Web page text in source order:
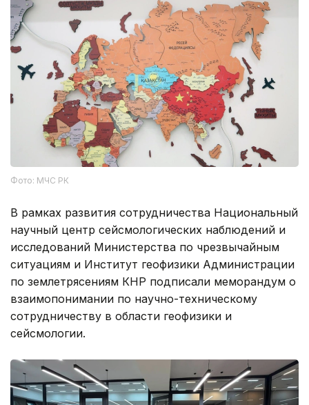
Фото: МЧС РК
В рамках развития сотрудничества Национальный
научный центр сейсмологических наблюдений и
исследований Министерства по чрезвычайным
ситуациям и Институт геофизики Администрации
по землетрясениям КНР подписали меморандум о
взаимопонимании по научно-техническому
сотрудничеству в области геофизики и
сейсмологии.